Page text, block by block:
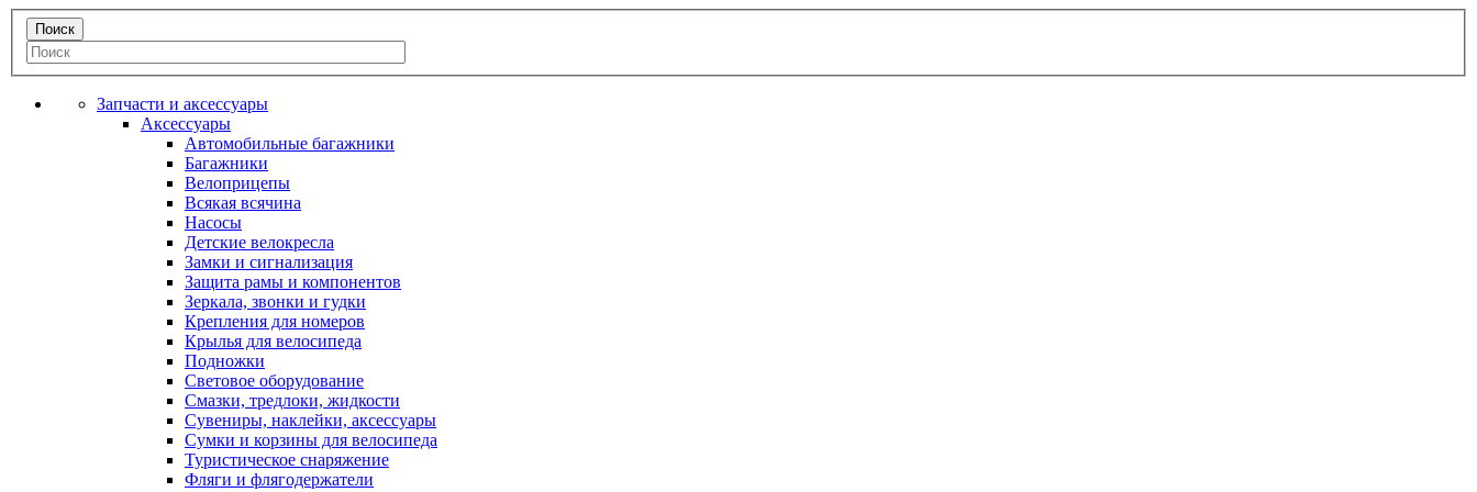
Запчасти и аксессуары
Аксессуары
Автомобильные багажники
Багажники
Велоприцепы
Всякая всячина
Насосы
Детские велокресла
Замки и сигнализация
Защита рамы и компонентов
Зеркала, звонки и гудки
Крепления для номеров
Крылья для велосипеда
Подножки
Световое оборудование
Смазки, тредлоки, жидкости
Сувениры, наклейки, аксессуары
Сумки и корзины для велосипеда
Туристическое снаряжение
Фляги и флягодержатели